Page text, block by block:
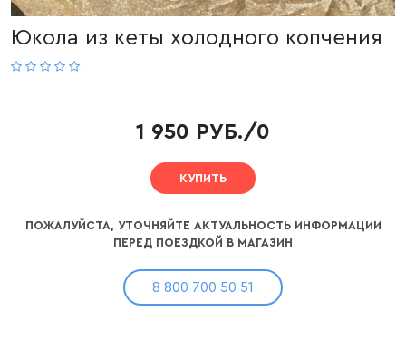
Юкола из кеты холодного копчения
1 950 РУБ./0
КУПИТЬ
ПОЖАЛУЙСТА, УТОЧНЯЙТЕ АКТУАЛЬНОСТЬ ИНФОРМАЦИИ
ПЕРЕД ПОЕЗДКОЙ В МАГАЗИН
8 800 700 50 51